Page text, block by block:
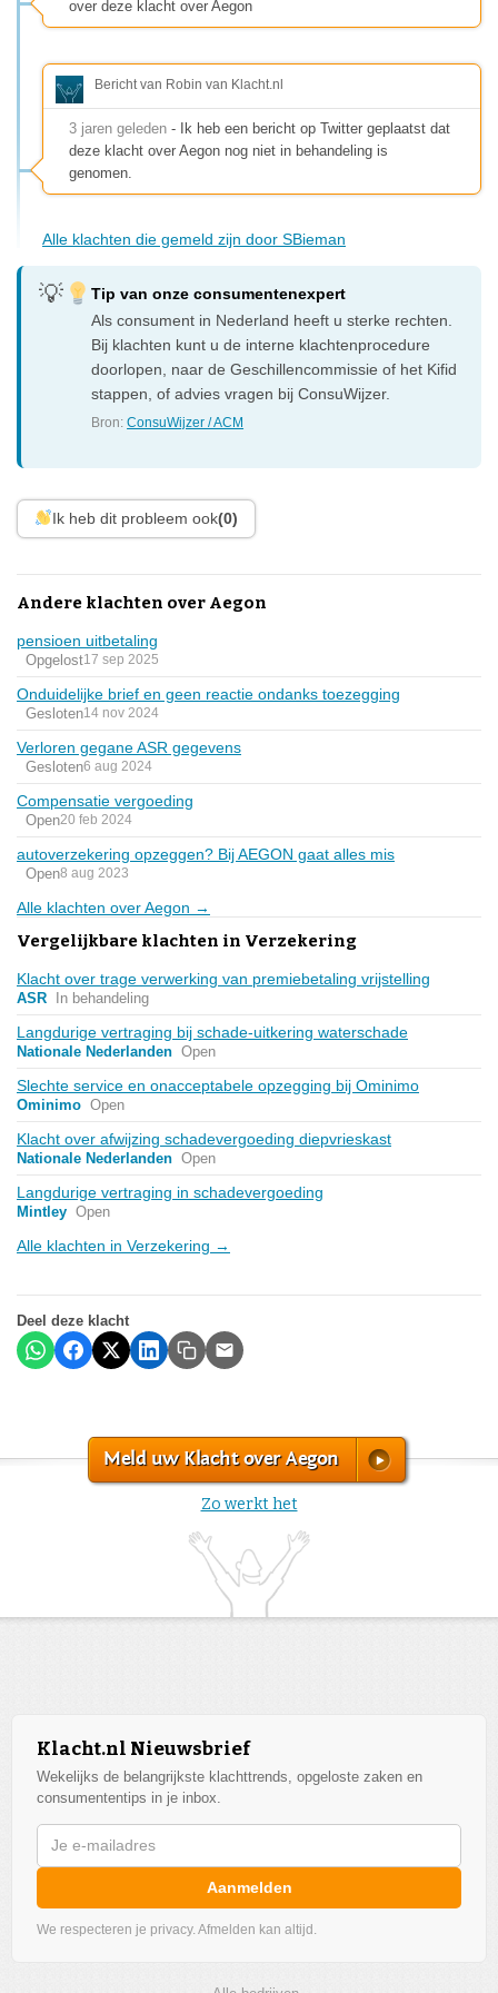
over deze klacht over Aegon
Bericht van Robin van Klacht.nl
3 jaren geleden - Ik heb een bericht op Twitter geplaatst dat
deze klacht over Aegon nog niet in behandeling is
genomen.
Alle klachten die gemeld zijn door SBieman
Tip van onze consumentenexpert
Als consument in Nederland heeft u sterke rechten.
Bij klachten kunt u de interne klachtenprocedure
doorlopen, naar de Geschillencommissie of het Kifid
stappen, of advies vragen bij ConsuWijzer.
Bron:ConsuWijzer / ACM
Ik heb dit probleem ook(0)
Andere klachten over Aegon
pensioen uitbetaling
Opgelost17 sep 2025
Onduidelijke brief en geen reactie ondanks toezegging
Gesloten14 nov 2024
Verloren gegane ASR gegevens
Gesloten6 aug 2024
Compensatie vergoeding
Open20 feb 2024
autoverzekering opzeggen? Bij AEGON gaat alles mis
Open8 aug 2023
Alle klachten over Aegon →
Vergelijkbare klachten in Verzekering
Klacht over trage verwerking van premiebetaling vrijstelling
ASR In behandeling
Langdurige vertraging bij schade-uitkering waterschade
Nationale Nederlanden Open
Slechte service en onacceptabele opzegging bij Ominimo
Ominimo Open
Klacht over afwijzing schadevergoeding diepvrieskast
Nationale Nederlanden Open
Langdurige vertraging in schadevergoeding
Mintley Open
Alle klachten in Verzekering →
Deel deze klacht
Meld uw Klacht over Aegon
Zo werkt het
Klacht.nl Nieuwsbrief
Wekelijks de belangrijkste klachttrends, opgeloste zaken en
consumententips in je inbox.
Aanmelden
We respecteren je privacy. Afmelden kan altijd.